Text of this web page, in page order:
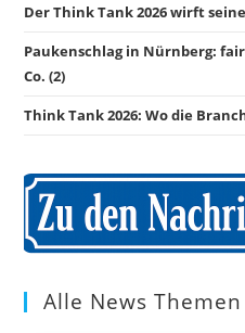
Der Think Tank 2026 wirft
Paukenschlag in Nürnberg:
Co. (2)
Think Tank 2026: Wo die
Alle News Themen